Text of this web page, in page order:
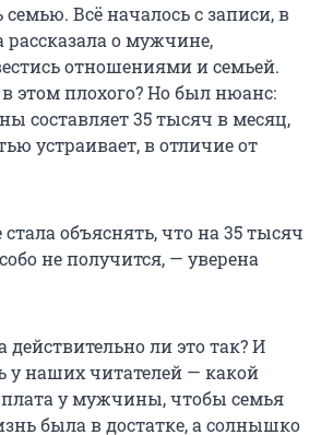
Всё началось с записи, в
о мужчине,
отношениями и семьей.
этом плохого? Но был нюанс:
составляет 35 тысяч в месяц,
устраивает, в отличие от
объяснять, что на 35 тысяч
не получится, — уверена
ли это так? И
у наших читателей — какой
у мужчины, чтобы семья
была в достатке, а солнышко